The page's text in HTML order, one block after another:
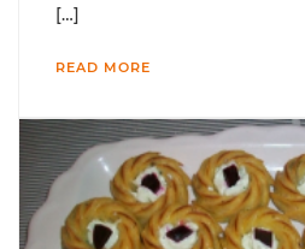
[…]
READ MORE